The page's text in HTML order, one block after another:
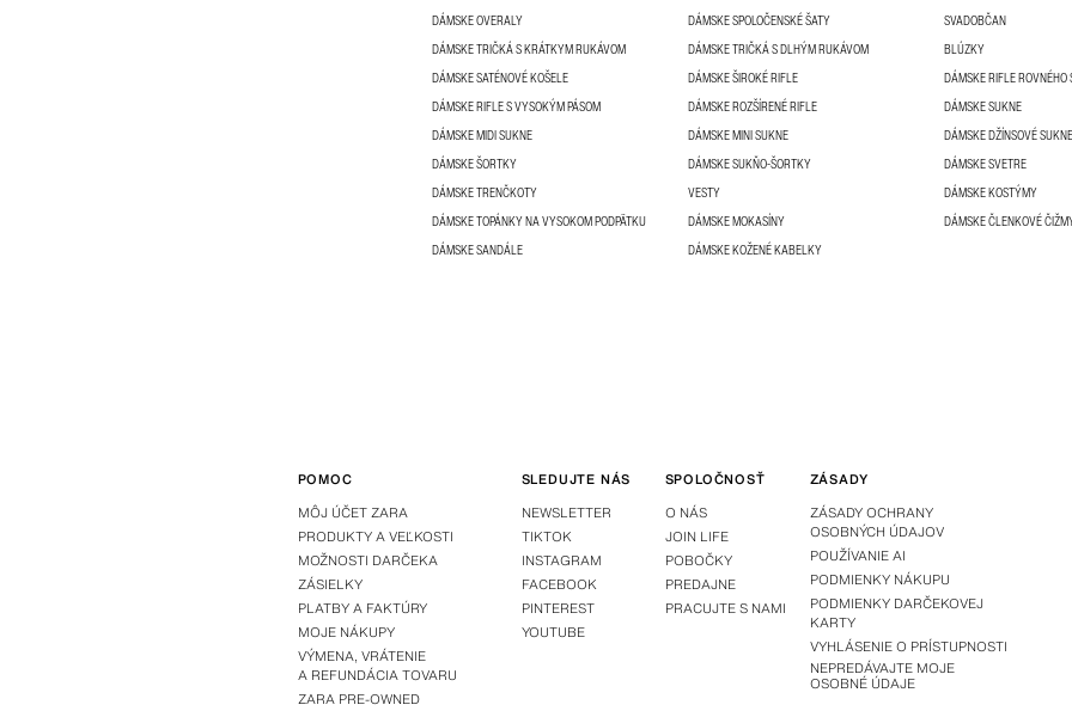
DÁMSKE OVERALY
DÁMSKE SPOLOČENSKÉ ŠATY
SVADOBČAN
DÁMSKE TRIČKÁ S KRÁTKYM RUKÁVOM
DÁMSKE TRIČKÁ S DLHÝM RUKÁVOM
BLÚZKY
DÁMSKE SATÉNOVÉ KOŠELE
DÁMSKE ŠIROKÉ RIFLE
DÁMSKE RIFLE ROVNÉHO
DÁMSKE RIFLE S VYSOKÝM PÁSOM
DÁMSKE ROZŠÍRENÉ RIFLE
DÁMSKE SUKNE
DÁMSKE MIDI SUKNE
DÁMSKE MINI SUKNE
DÁMSKE DŽÍNSOVÉ SUKNE
DÁMSKE ŠORTKY
DÁMSKE SUKŇO-ŠORTKY
DÁMSKE SVETRE
DÁMSKE TRENČKOTY
VESTY
DÁMSKE KOSTÝMY
DÁMSKE TOPÁNKY NA VYSOKOM PODPÄTKU
DÁMSKE MOKASÍNY
DÁMSKE ČLENKOVÉ
DÁMSKE SANDÁLE
DÁMSKE KOŽENÉ KABELKY
POMOC
MÔJ ÚČET ZARA
PRODUKTY A VEĽKOSTI
MOŽNOSTI DARČEKA
ZÁSIELKY
PLATBY A FAKTÚRY
MOJE NÁKUPY
VÝMENA, VRÁTENIE
A REFUNDÁCIA TOVARU
ZARA PRE-OWNED
SLEDUJTE NÁS
NEWSLETTER
TIKTOK
INSTAGRAM
FACEBOOK
PINTEREST
YOUTUBE
SPOLOČNOSŤ
O NÁS
JOIN LIFE
POBOČKY
PREDAJNE
PRACUJTE S NAMI
ZÁSADY
ZÁSADY OCHRANY
OSOBNÝCH ÚDAJOV
POUŽÍVANIE AI
PODMIENKY NÁKUPU
PODMIENKY DARČEKOVEJ
KARTY
VYHLÁSENIE O PRÍSTUPNOSTI
NEPREDÁVAJTE MOJE
OSOBNÉ ÚDAJE